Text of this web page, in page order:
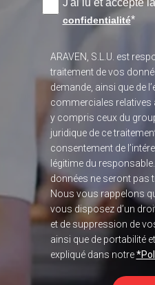
J'ai lu et accepte la
confidentialité*
ARAVEN, S.L.U. est
traitement de vos
demande, ainsi que de
commerciales relatives
y compris ceux du
juridique de ce
consentement de
légitime du
données ne seront pas
Nous vous rappelons
vous disposez d’un
et de suppression de
ainsi que de portabilité
expliqué dans notre